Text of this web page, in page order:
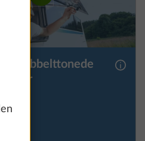
dobbelttonede